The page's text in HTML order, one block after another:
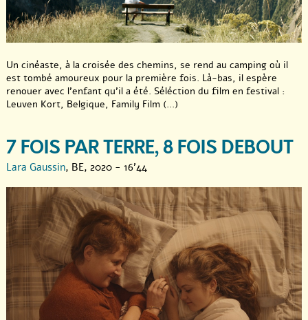
Un cinéaste, à la croisée des chemins, se rend au camping où il
est tombé amoureux pour la première fois. Là-bas, il espère
renouer avec l’enfant qu’il a été. Séléction du film en festival :
Leuven Kort, Belgique, Family Film (...)
7 FOIS PAR TERRE, 8 FOIS DEBOUT
Lara Gaussin, BE, 2020 - 16'44